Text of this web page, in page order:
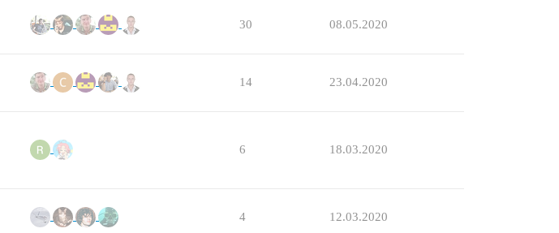
30 08.05.2020
14 23.04.2020
6 18.03.2020
4 12.03.2020